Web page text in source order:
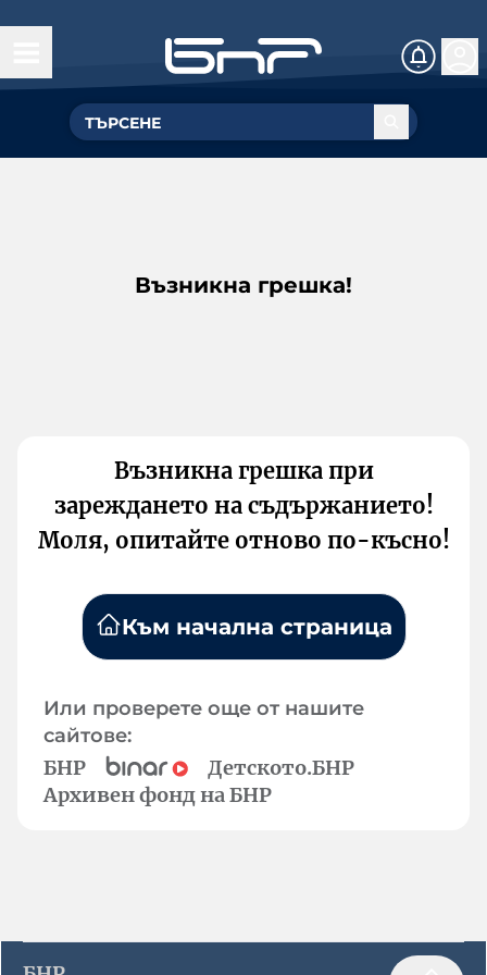
Възникна грешка!
Възникна грешка при
зареждането на съдържанието!
Моля, опитайте отново по-късно!
Към начална страница
Или проверете още от нашите
сайтове:
БНР
Детското.БНР
Архивен фонд на БНР